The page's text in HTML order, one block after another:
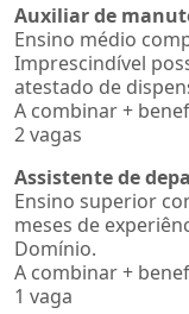
Auxiliar de
Ensino médio
Imprescindível
atestado de
A combinar +
2 vagas
Assistente de
Ensino superior
meses de
Domínio.
A combinar +
1 vaga